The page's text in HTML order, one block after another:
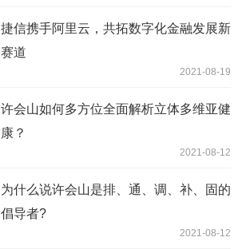
捷信携手阿里云，共拓数字化金融发展新
赛道
2021-08-19
许会山如何多方位全面解析立体多维亚健
康？
2021-08-12
为什么说许会山是排、通、调、补、固的
倡导者?
2021-08-12